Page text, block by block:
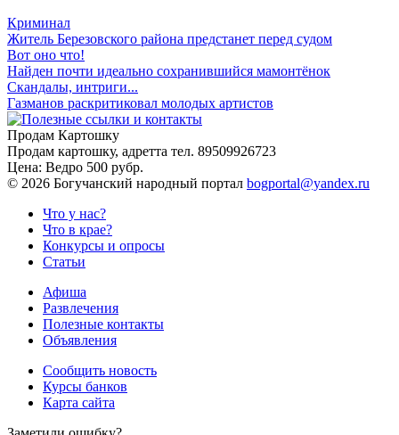
Криминал
Житель Березовского района предстанет перед судом
Вот оно что!
Найден почти идеально сохранившийся мамонтёнок
Скандалы, интриги...
Газманов раскритиковал молодых артистов
Продам Картошку
Продам картошку, адретта тел. 89509926723
Цена: Ведро 500 рубр.
© 2026 Богучанский народный портал bogportal@yandex.ru
Что у нас?
Что в крае?
Конкурсы и опросы
Статьи
Афиша
Развлечения
Полезные контакты
Объявления
Сообщить новость
Курсы банков
Карта сайта